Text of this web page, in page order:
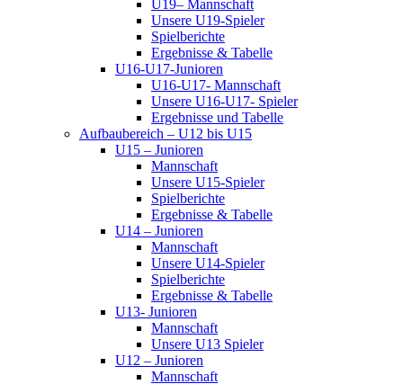
U19– Mannschaft
Unsere U19-Spieler
Spielberichte
Ergebnisse & Tabelle
U16-U17-Junioren
U16-U17- Mannschaft
Unsere U16-U17- Spieler
Ergebnisse und Tabelle
Aufbaubereich – U12 bis U15
U15 – Junioren
Mannschaft
Unsere U15-Spieler
Spielberichte
Ergebnisse & Tabelle
U14 – Junioren
Mannschaft
Unsere U14-Spieler
Spielberichte
Ergebnisse & Tabelle
U13- Junioren
Mannschaft
Unsere U13 Spieler
U12 – Junioren
Mannschaft